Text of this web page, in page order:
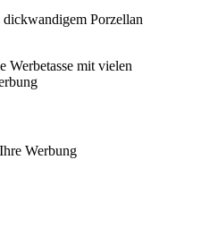
dickwandigem Porzellan
Werbung